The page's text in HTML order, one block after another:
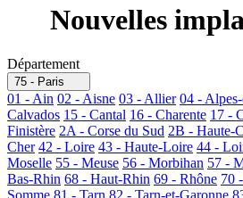
Nouvelles
Département
75 - Paris
01 - Ain 02 - Aisne 03 - Allier 04 -
Calvados 15 - Cantal 16 - Charente 17 -
Finistère 2A - Corse du Sud 2B - Haute-
Cher 42 - Loire 43 - Haute-Loire 44 -
Moselle 55 - Meuse 56 - Morbihan 57 -
Bas-Rhin 68 - Haut-Rhin 69 - Rhône 70
Somme 81 - Tarn 82 - Tarn-et-Garonne